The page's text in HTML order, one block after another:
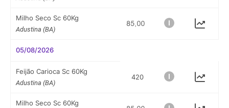
Milho Seco Sc 60Kg
Adustina (BA)
05/08/2026
Feijão Carioca Sc 60Kg
Adustina (BA)
420
Milho Seco Sc 60Kg